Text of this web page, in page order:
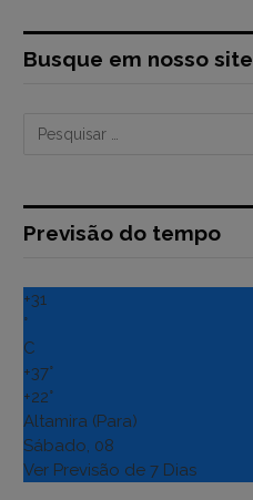
Busque em nosso site
Previsão do tempo
+31
°
C
+37°
+22°
Altamira (Para)
Sábado, 08
Ver Previsão de 7 Dias